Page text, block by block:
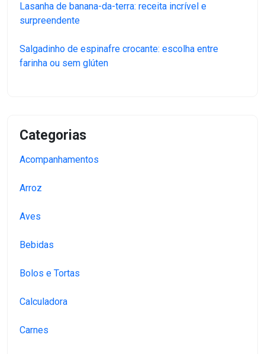
Lasanha de banana-da-terra: receita incrível e
surpreendente
Salgadinho de espinafre crocante: escolha entre
farinha ou sem glúten
Categorias
Acompanhamentos
Arroz
Aves
Bebidas
Bolos e Tortas
Calculadora
Carnes